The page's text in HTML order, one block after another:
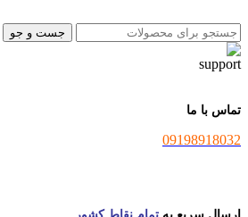
جست و جو
تماس با ما
09198918032